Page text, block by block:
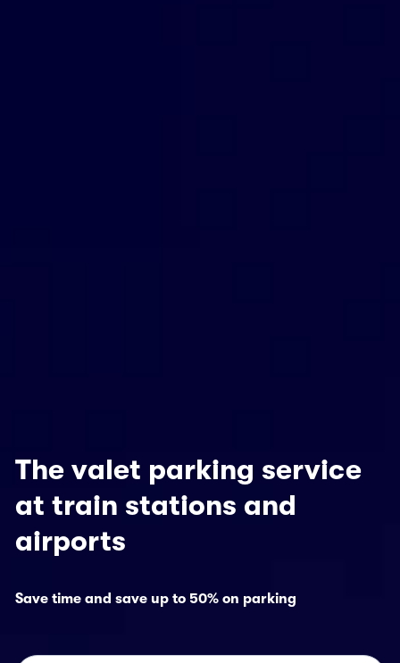
The valet parking service
at train stations and
airports
Save time and save up to 50% on parking